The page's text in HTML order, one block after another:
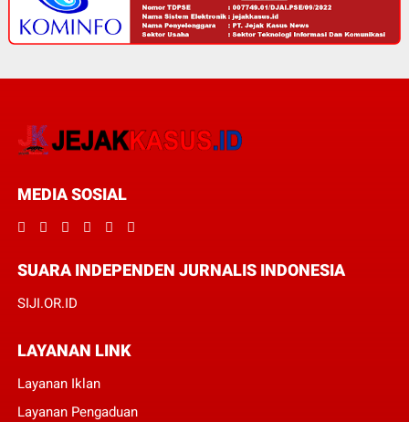
MEDIA SOSIAL
SUARA INDEPENDEN JURNALIS INDONESIA
SIJI.OR.ID
LAYANAN LINK
Layanan Iklan
Layanan Pengaduan